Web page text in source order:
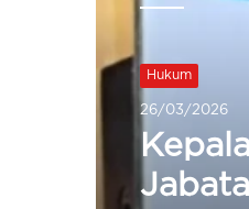
Hukum
26/03/2026